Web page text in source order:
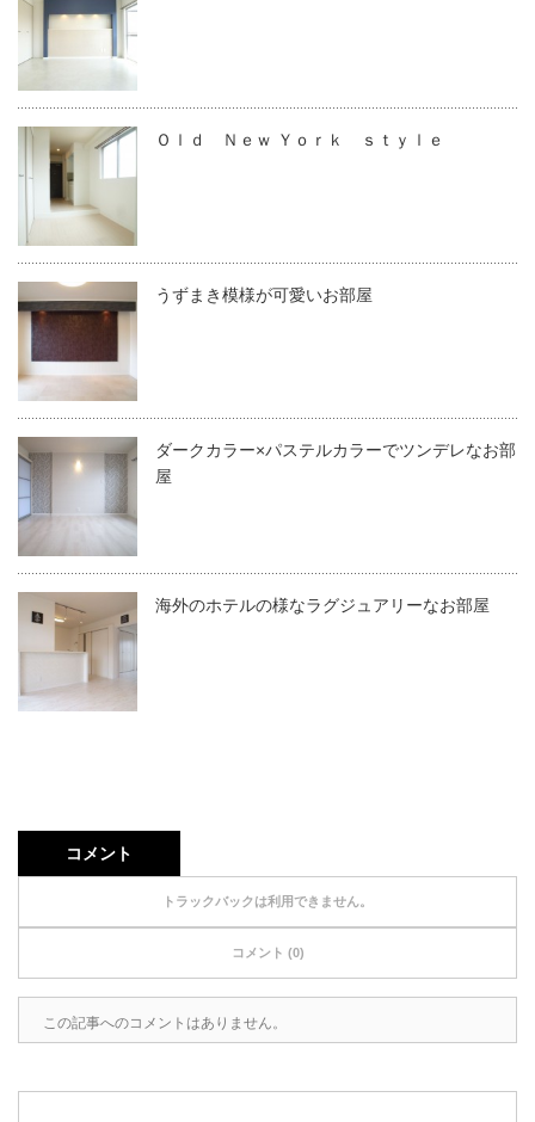
Ｏｌｄ Ｎｅｗ Ｙｏｒｋ ｓｔｙｌｅ
うずまき模様が可愛いお部屋
ダークカラー×パステルカラーでツンデレなお部
屋
海外のホテルの様なラグジュアリーなお部屋
コメント
トラックバックは利用できません。
コメント (0)
この記事へのコメントはありません。